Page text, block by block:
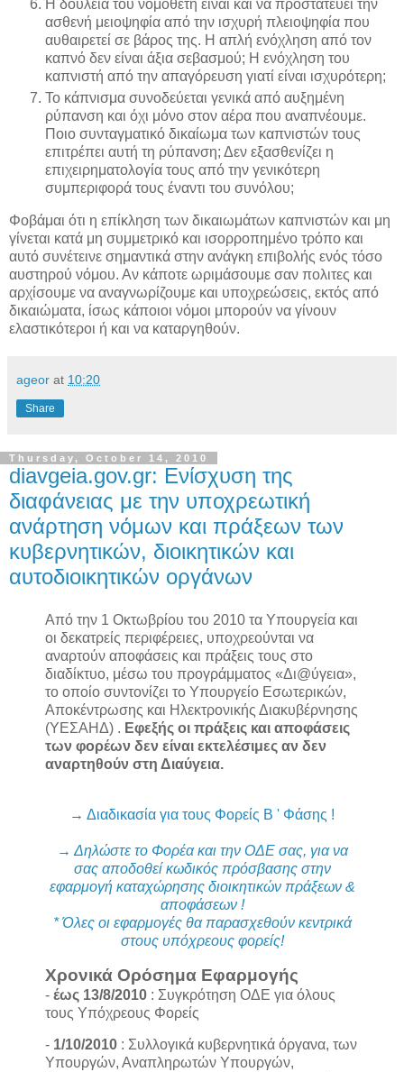
Η δουλειά του νομοθέτη είναι και να προστατεύει την
ασθενή μειοψηφία από την ισχυρή πλειοψηφία που
αυθαιρετεί σε βάρος της. Η απλή ενόχληση από τον
καπνό δεν είναι άξια σεβασμού; Η ενόχληση του
καπνιστή από την απαγόρευση γιατί είναι ισχυρότερη;
Το κάπνισμα συνοδεύεται γενικά από αυξημένη
ρύπανση και όχι μόνο στον αέρα που αναπνέουμε.
Ποιο συνταγματικό δικαίωμα των καπνιστών τους
επιτρέπει αυτή τη ρύπανση; Δεν εξασθενίζει η
επιχειρηματολογία τους από την γενικότερη
συμπεριφορά τους έναντι του συνόλου;
Φοβάμαι ότι η επίκληση των δικαιωμάτων καπνιστών και μη
γίνεται κατά μη συμμετρικό και ισορροπημένο τρόπο και
αυτό συνέτεινε σημαντικά στην ανάγκη επιβολής ενός τόσο
αυστηρού νόμου. Αν κάποτε ωριμάσουμε σαν πολιτες και
αρχίσουμε να αναγνωρίζουμε και υποχρεώσεις, εκτός από
δικαιώματα, ίσως κάποιοι νόμοι μπορούν να γίνουν
ελαστικότεροι ή και να καταργηθούν.
ageor at 10:20
Share
Thursday, October 14, 2010
diavgeia.gov.gr: Ενίσχυση της
διαφάνειας με την υποχρεωτική
ανάρτηση νόμων και πράξεων των
κυβερνητικών, διοικητικών και
αυτοδιοικητικών οργάνων
Από την 1 Οκτωβρίου του 2010 τα Υπουργεία και
οι δεκατρείς περιφέρειες, υποχρεούνται να
αναρτούν αποφάσεις και πράξεις τους στο
διαδίκτυο, μέσω του προγράμματος «Δι@ύγεια»,
το οποίο συντονίζει το Υπουργείο Εσωτερικών,
Αποκέντρωσης και Ηλεκτρονικής Διακυβέρνησης
(ΥΕΣΑΗΔ) . Εφεξής οι πράξεις και αποφάσεις
των φορέων δεν είναι εκτελέσιμες αν δεν
αναρτηθούν στη Διαύγεια.
→ Διαδικασία για τους Φορείς Β ' Φάσης !
→ Δηλώστε το Φορέα και την ΟΔΕ σας, για να
σας αποδοθεί κωδικός πρόσβασης στην
εφαρμογή καταχώρησης διοικητικών πράξεων &
αποφάσεων !
* Όλες οι εφαρμογές θα παρασχεθούν κεντρικά
στους υπόχρεους φορείς!
Χρονικά Ορόσημα Eφαρμογής
- έως 13/8/2010 : Συγκρότηση ΟΔΕ για όλους
τους Υπόχρεους Φορείς
- 1/10/2010 : Συλλογικά κυβερνητικά όργανα, των
Υπουργών, Αναπληρωτών Υπουργών,